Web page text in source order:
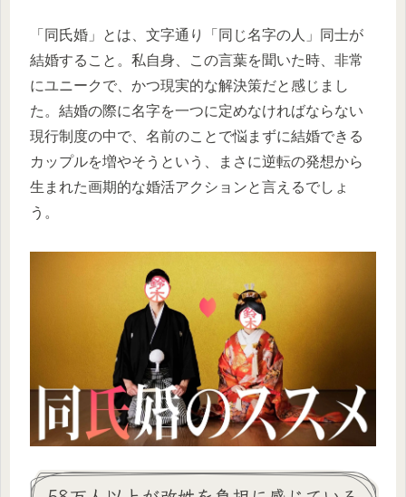
「同氏婚」とは、文字通り「同じ名字の人」同士が
結婚すること。私自身、この言葉を聞いた時、非常
にユニークで、かつ現実的な解決策だと感じまし
た。結婚の際に名字を一つに定めなければならない
現行制度の中で、名前のことで悩まずに結婚できる
カップルを増やそうという、まさに逆転の発想から
生まれた画期的な婚活アクションと言えるでしょ
う。